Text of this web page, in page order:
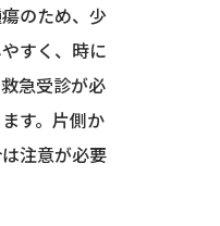
のため、少
すく、時に
急受診が必
す。片側か
注意が必要